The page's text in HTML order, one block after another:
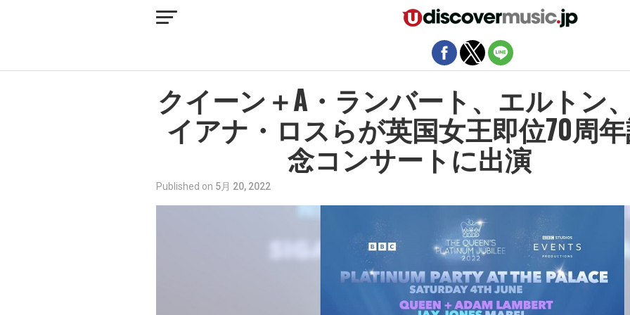
クイーン＋A・ランバート、エルトン
イアナ・ロスらが英国女王即位70周
念コンサートに出演
Published on 5月 20, 2022
モバイルバージョンを終了